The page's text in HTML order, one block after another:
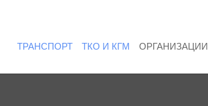
ТРАНСПОРТ ТКО И КГМ ОРГАНИЗАЦИИ